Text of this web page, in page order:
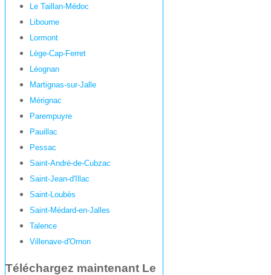
Le Taillan-Médoc
Libourne
Lormont
Lège-Cap-Ferret
Léognan
Martignas-sur-Jalle
Mérignac
Parempuyre
Pauillac
Pessac
Saint-André-de-Cubzac
Saint-Jean-d'Illac
Saint-Loubès
Saint-Médard-en-Jalles
Talence
Villenave-d'Ornon
Téléchargez maintenant Le